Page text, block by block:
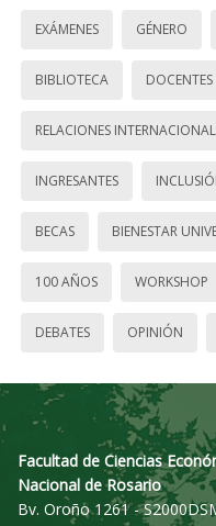
EXÁMENES GÉNERO
BIBLIOTECA DOCENTES
RELACIONES
INGRESANTES
BECAS BIENESTAR
100 AÑOS WORKSHOP
DEBATES OPINIÓN
Facultad de Ciencias
Nacional de Rosario
Bv. Oroño 1261 -